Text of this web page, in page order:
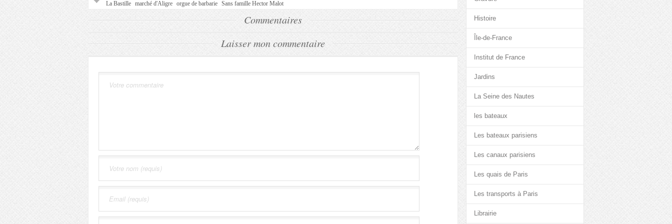
La Bastille marché d'Aligre orgue de barbarie Sans famille Hector Malot
Commentaires
Laisser mon commentaire
Histoire
Île-de-France
Institut de France
Jardins
La Seine des Nautes
les bateaux
Les bateaux parisiens
Les canaux parisiens
Les quais de Paris
Les transports à Paris
Librairie